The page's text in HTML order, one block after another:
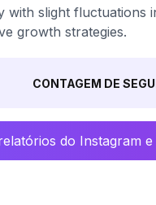
slight fluctuations
growth strategies.
CONTAGEM DE
do Instagram